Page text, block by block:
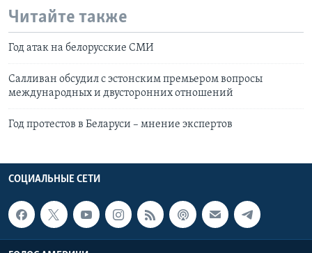
Читайте также
Год атак на белорусские СМИ
Салливан обсудил с эстонским премьером вопросы
международных и двусторонних отношений
Год протестов в Беларуси – мнение экспертов
СОЦИАЛЬНЫЕ СЕТИ